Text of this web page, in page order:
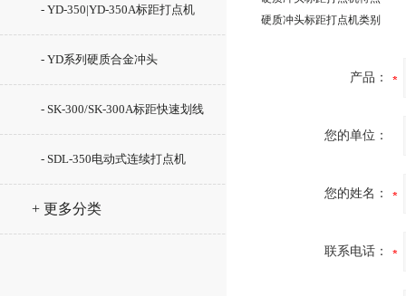
- YD-350|YD-350A标距打点机
- YD系列硬质合金冲头
- SK-300/SK-300A标距快速划线
机
- SDL-350电动式连续打点机
+ 更多分类
硬质冲头标距打点机类别
产品：
您的单位：
您的姓名：
联系电话：